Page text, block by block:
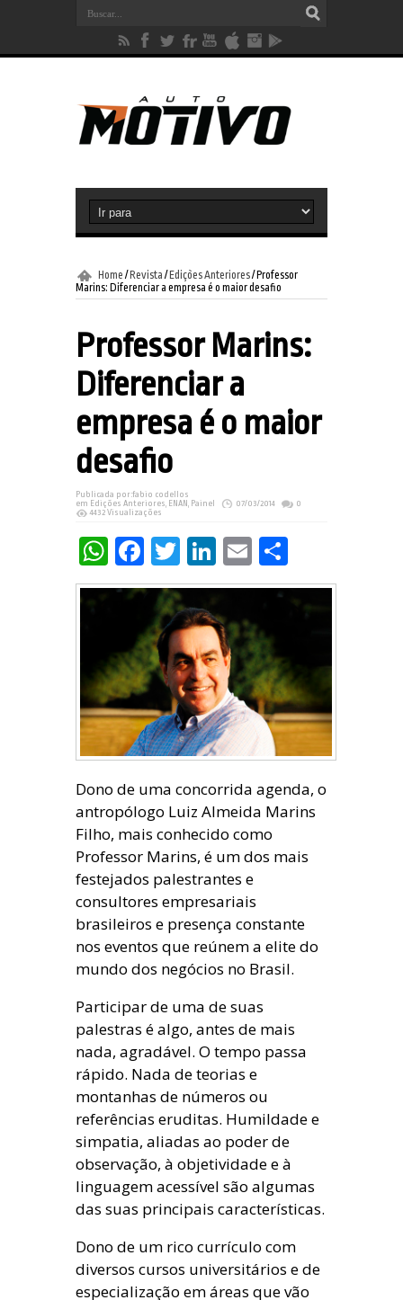
Home / Revista / Edições Anteriores/ Professor
Marins: Diferenciar a empresa é o maior desafio
Professor Marins:
Diferenciar a
empresa é o maior
desafio
Publicada por:fabio codellos
em Edições Anteriores, ENAN , Painel 07/03/2014
0
4432 Visualizações
WhatsApp
Facebook
Twitter
LinkedIn
Email
Dono de uma concorrida agenda, o
antropólogo Luiz Almeida Marins
Filho, mais conhecido como
Professor Marins, é um dos mais
festejados palestrantes e
consultores empresariais
brasileiros e presença constante
nos eventos que reúnem a elite do
mundo dos negócios no Brasil.
Participar de uma de suas
palestras é algo, antes de mais
nada, agradável. O tempo passa
rápido. Nada de teorias e
montanhas de números ou
referências eruditas. Humildade e
simpatia, aliadas ao poder de
observação, à objetividade e à
linguagem acessível são algumas
das suas principais características.
Dono de um rico currículo com
diversos cursos universitários e de
especialização em áreas que vão